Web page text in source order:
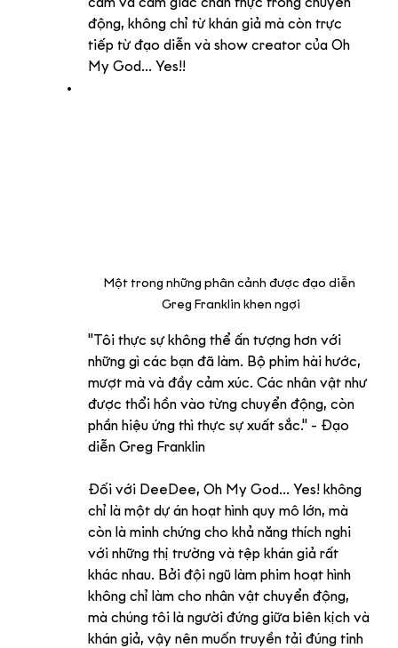
động, không chỉ từ khán giả mà còn trực
tiếp từ đạo diễn và show creator của Oh
My God... Yes!!
Một trong những phân cảnh được đạo diễn
Greg Franklin khen ngợi
"Tôi thực sự không thể ấn tượng hơn với
những gì các bạn đã làm. Bộ phim hài hước,
mượt mà và đầy cảm xúc. Các nhân vật như
được thổi hồn vào từng chuyển động, còn
phần hiệu ứng thì thực sự xuất sắc." - Đạo
diễn Greg Franklin
Đối với DeeDee, Oh My God... Yes! không
chỉ là một dự án hoạt hình quy mô lớn, mà
còn là minh chứng cho khả năng thích nghi
với những thị trường và tệp khán giả rất
khác nhau. Bởi đội ngũ làm phim hoạt hình
không chỉ làm cho nhân vật chuyển động,
mà chúng tôi là người đứng giữa biên kịch và
khán giả, vậy nên muốn truyền tải đúng tinh